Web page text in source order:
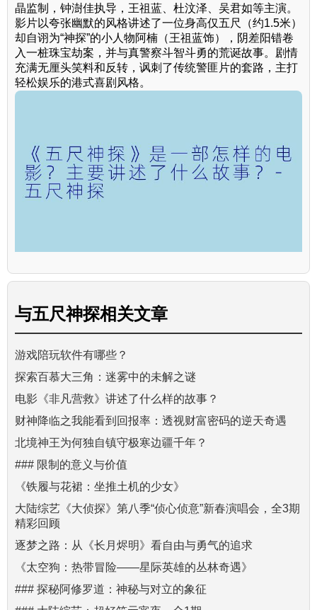
晶监制，钟澍佳执导，王祖蓝、杜汶泽、吴君如等主演。
影片以夸张幽默的风格讲述了一位身高仅五尺（约1.5米）
却自诩为“神探”的小人物阿楠（王祖蓝饰），阴差阳错卷
入一桩珠宝劫案，并与真警察斗智斗勇的荒诞故事。剧情
充满无厘头笑料和反转，讽刺了传统警匪片的套路，主打
轻松娱乐的港式喜剧风格。
与五尺神探相关文章
游戏陪玩软件有哪些？
探索百慕大三角：迷雾中的未解之谜
电影《非凡营救》讲述了什么样的故事？
财神降临之我能看到回报率：透视财富密码的逆天奇遇
北境神王为何独自镇守极寒边疆千年？
### 限制的意义与价值
《铁履与花裙：坐推土机的少女》
大陆综艺《大侦探》第八季“侦心侦意”新春演唱会，全3期
精彩回顾
逐梦之路：从《长月烬明》看自由与勇气的追求
《太空狗：热带冒险——星际英雄的丛林奇遇》
### 探秘阿修罗道：神秘与对立的象征